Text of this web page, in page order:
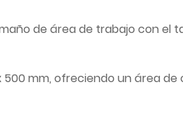
de área de trabajo con el
mm, ofreciendo un área de